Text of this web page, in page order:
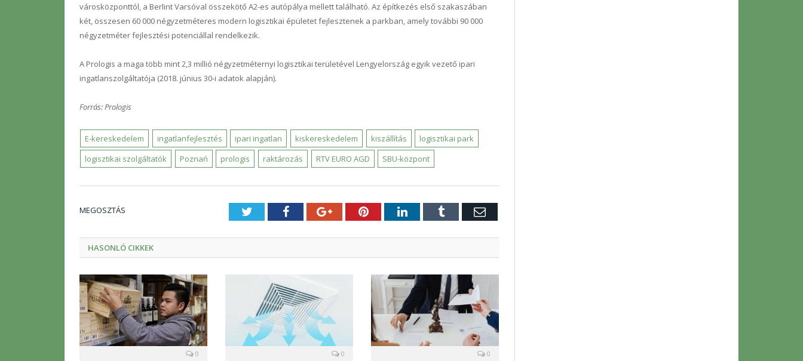
városközponttól, a Berlint Varsóval összekötő A2-es autópálya mellett található. Az építkezés első szakaszában
két, összesen 60 000 négyzetméteres modern logisztikai épületet fejlesztenek a parkban, amely további 90 000
négyzetméter fejlesztési potenciállal rendelkezik.
A Prologis a maga több mint 2,3 millió négyzetméternyi logisztikai területével Lengyelország egyik vezető ipari
ingatlanszolgáltatója (2018. június 30-i adatok alapján).
Forrás: Prologis
E-kereskedelem ingatlanfejlesztés ipari ingatlan kiskereskedelem kiszállítás
logisztikai park
logisztikai szolgáltatók
Poznań prologis raktározás RTV EURO AGD SBU-központ
MEGOSZTÁS TwitterFacebookGoogle+PinterestLinkedInTumblr E-
HASONLÓ CIKKEK
0 0 0